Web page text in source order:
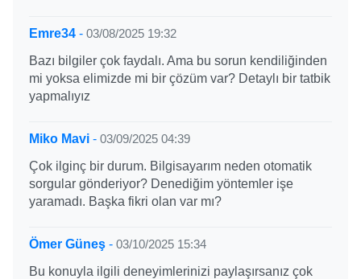
Emre34 - 03/08/2025 19:32
Bazı bilgiler çok faydalı. Ama bu sorun kendiliğinden
mi yoksa elimizde mi bir çözüm var? Detaylı bir tatbik
yapmalıyız
Miko Mavi - 03/09/2025 04:39
Çok ilginç bir durum. Bilgisayarım neden otomatik
sorgular gönderiyor? Denediğim yöntemler işe
yaramadı. Başka fikri olan var mı?
Ömer Güneş - 03/10/2025 15:34
Bu konuyla ilgili deneyimlerinizi paylaşırsanız çok